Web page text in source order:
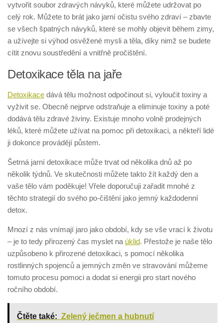
vytvořit soubor zdravých návyků, které můžete udržovat po
celý rok. Můžete to brát jako jarní očistu svého zdraví – zbavte
se všech špatných návyků, které se mohly objevit během zimy,
a užívejte si výhod osvěžené mysli a těla, díky nimž se budete
cítit znovu soustředění a vnitřně pročištění.
Detoxikace těla na jaře
Detoxikace dává tělu možnost odpočinout si, vyloučit toxiny a
vyživit se. Obecně nejprve odstraňuje a eliminuje toxiny a poté
dodává tělu zdravé živiny. Existuje mnoho volně prodejných
léků, které můžete užívat na pomoc při detoxikaci, a někteří lidé
ji dokonce provádějí půstem.
Šetrná jarní detoxikace může trvat od několika dnů až po
několik týdnů. Ve skutečnosti můžete takto žít každý den a
vaše tělo vám poděkuje! Vřele doporučuji zařadit mnohé z
těchto strategií do svého po-čištění jako jemný každodenní
detox.
Mnozí z nás vnímají jaro jako období, kdy se vše vrací k životu
– je to tedy přirozený čas myslet na úklid. Přestože je naše tělo
uzpůsobeno k přirozené detoxikaci, s pomocí několika
rostlinných spojenců a jemných změn ve stravování můžeme
tomuto procesu pomoci a dodat si energii pro start nového
ročního období.
Čtěte také: Zelený ječmen a hubnutí